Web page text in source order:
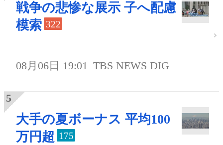
戦争の悲惨な展示 子へ配慮
模索 322
08月06日 19:01 TBS NEWS DIG
大手の夏ボーナス 平均100
万円超 175